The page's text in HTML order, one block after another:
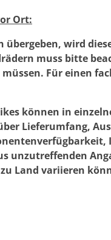
Ort:
übergeben, wird
muss bitte
Für einen
können in
Lieferumfang,
unzutreffenden
Land variieren